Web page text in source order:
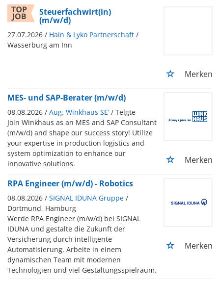
Steuerfachwirt(in)
(m/w/d)
27.07.2026 / Hain & Lyko Partnerschaft /
Wasserburg am Inn
Merken
MES- und SAP-Berater (m/w/d)
08.08.2026 / Aug. Winkhaus SE‘ / Telgte
Join Winkhaus as an MES and SAP Consultant
(m/w/d) and shape our success story! Utilize
your expertise in production logistics and
system optimization to enhance our
innovative solutions.
Merken
RPA Engineer (m/w/d) - Robotics
08.08.2026 / SIGNAL IDUNA Gruppe /
Dortmund, Hamburg
Werde RPA Engineer (m/w/d) bei SIGNAL
IDUNA und gestalte die Zukunft der
Versicherung durch intelligente
Automatisierung. Arbeite in einem
dynamischen Team mit modernen
Technologien und viel Gestaltungsspielraum.
Merken